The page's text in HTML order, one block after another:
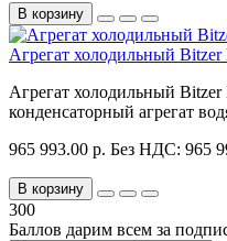
В корзину
Агрегат холодильный
Агрегат холодильный
конденсаторный агрегат
965 993.00 р. Без НДС: 965
В корзину
300
Баллов дарим всем за